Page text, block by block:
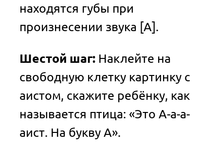
находятся губы при
произнесении звука [А].
Шестой шаг: Наклейте на
свободную клетку картинку с
аистом, скажите ребёнку, как
называется птица: «Это А-а-а-
аист. На букву А».